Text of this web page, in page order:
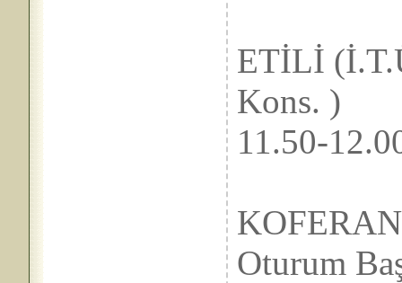
ETİLİ
Kons. )
11.50-
Oturum